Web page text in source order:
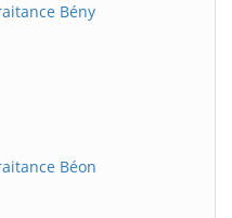
Bény
Béon